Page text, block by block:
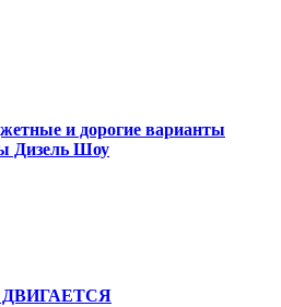
и дорогие варианты
Дизель Шоу